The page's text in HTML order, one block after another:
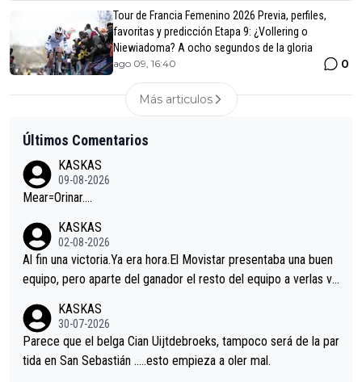
Tour de Francia Femenino 2026 Previa, perfiles,
favoritas y predicción Etapa 9: ¿Vollering o
Niewiadoma? A ocho segundos de la gloria
ago 09, 16:40 0
Más articulos
Últimos Comentarios
KASKAS
09-08-2026
Mear=Orinar….
KASKAS
02-08-2026
Al fin una victoria.Ya era hora.El Movistar presentaba una buen
equipo, pero aparte del ganador el resto del equipo a verlas ve
s.La única buena noticia es la mejoría de Enric Más en San Seb
astian.Si en la Vuelta a Burgos sigue la mejoría, podríamos ten
er alguna sorpresa en la Vuelta.Ojalá.
KASKAS
30-07-2026
Parece que el belga Cian Uijtdebroeks, tampoco será de la par
tida en San Sebastián …..esto empieza a oler mal.